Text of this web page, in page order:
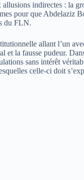
indirectes : la
pour que Abdelaziz
du FLN.
allant l’un
la fausse pudeur.
sans intérêt
celle-ci doit